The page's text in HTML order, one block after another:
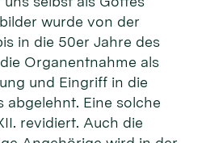
wurde von der
in die 50er Jahre des
Organentnahme als
und Eingriff in die
abgelehnt. Eine solche
revidiert. Auch die